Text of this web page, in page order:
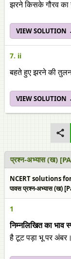
झरने किसके गौरव का
VIEW SOLUTION
7. ii
बहते हुए झरने की
VIEW SOLUTION
प्रश्न-अभ्यास (ख)
NCERT solutions for
पावस प्रश्न-अभ्यास (ख)
1
निम्नलिखित का भाव
है टूट पड़ा भू पर अंबर।